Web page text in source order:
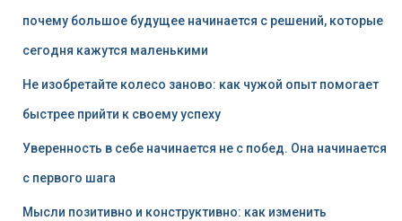
почему большое будущее начинается с решений, которые
сегодня кажутся маленькими
Не изобретайте колесо заново: как чужой опыт помогает
быстрее прийти к своему успеху
Уверенность в себе начинается не с побед. Она начинается
с первого шага
Мысли позитивно и конструктивно: как изменить